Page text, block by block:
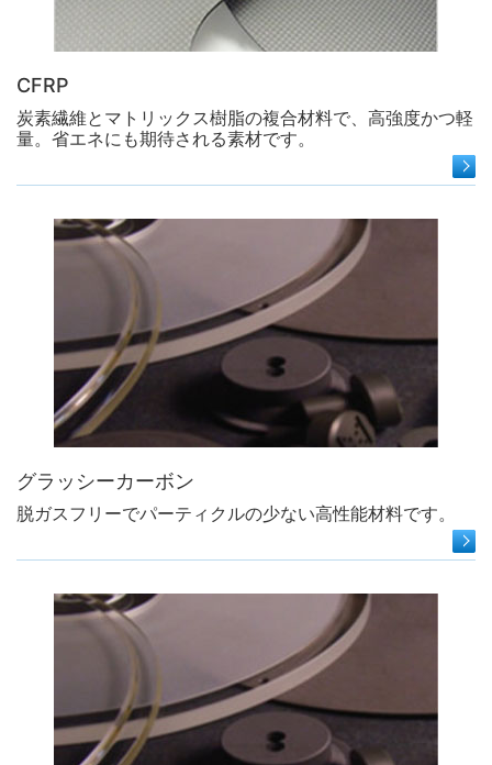
CFRP
炭素繊維とマトリックス樹脂の複合材料で、高強度かつ軽
量。省エネにも期待される素材です。
グラッシーカーボン
脱ガスフリーでパーティクルの少ない高性能材料です。